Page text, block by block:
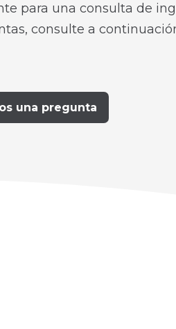
para una consulta de
consulte a
una pregunta